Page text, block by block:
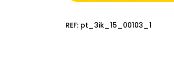
REF: pt_3ik_15_00103_1